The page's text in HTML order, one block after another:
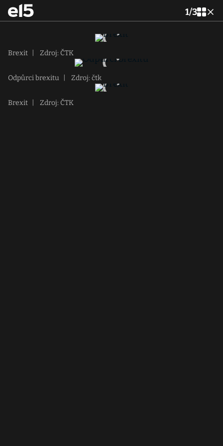
1/3
Brexit Zdroj: ČTK
Odpůrci brexitu Zdroj: čtk
Brexit Zdroj: ČTK